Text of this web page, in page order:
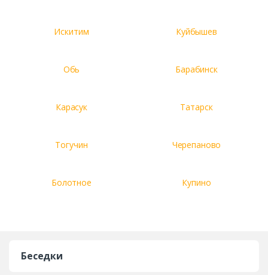
Искитим Куйбышев
Обь Барабинск
Карасук Татарск
Тогучин Черепаново
Болотное Купино
Беседки